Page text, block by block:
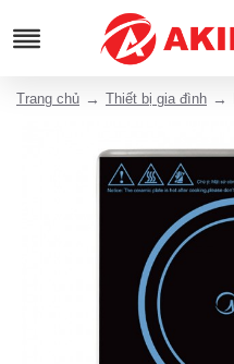
Trang chủ Thiết bị gia đình